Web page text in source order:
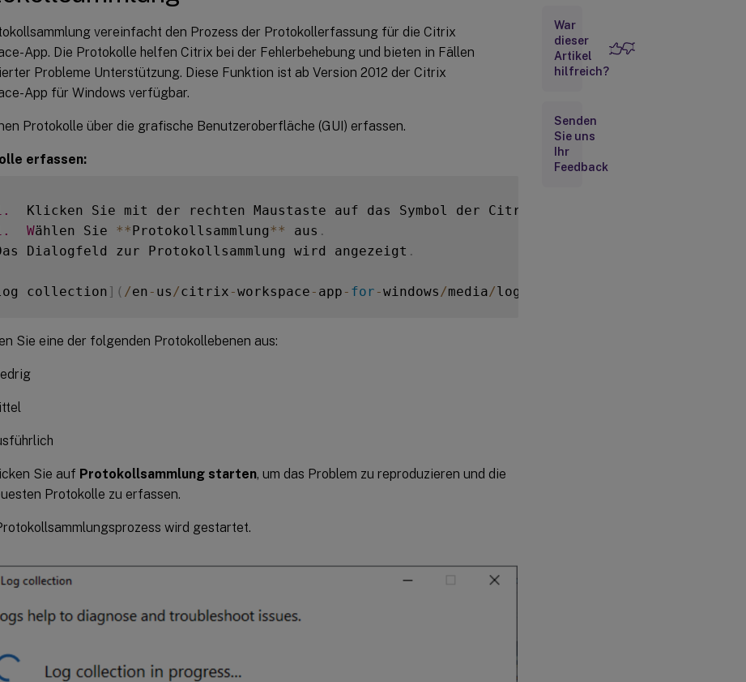
vereinfacht den Prozess der Protokollerfassung für die Citrix
App. Die Protokolle helfen Citrix bei der Fehlerbehebung und bieten in Fällen
Probleme Unterstützung. Diese Funktion ist ab Version 2012 der Citrix
App für Windows verfügbar.
Protokolle über die grafische Benutzeroberfläche (GUI) erfassen.
erfassen:
  Klicken Sie mit der rechten Maustaste auf das Symbol der Citrix Workspace
Wählen Sie **Protokollsammlung** aus .
Dialogfeld zur Protokollsammlung wird angezeigt
.
collection ] ( /en - us /citrix -workspace - app - for -windows /media/log_collection
Sie eine der folgenden Protokollebenen aus:
Sie auf Protokollsammlung starten, um das Problem zu reproduzieren und die
Protokolle zu erfassen.
wird gestartet.
War
dieser
Artikel
hilfreich?
Senden
Sie uns
Ihr
Feedback